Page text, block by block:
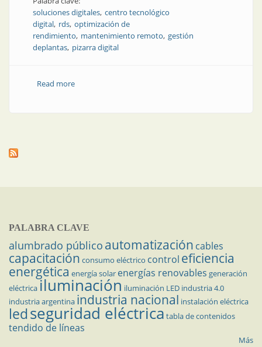
soluciones digitales centro tecnológico
digital rds optimización de
rendimiento mantenimiento remoto gestión
deplantas pizarra digital
Read moreabout Nuevo centro de desarrollo de soluciones
PALABRA CLAVE
alumbrado público automatización cables
capacitación consumo eléctrico control eficiencia
energética energía solar energías renovables generación
eléctricailuminación iluminación LED industria 4.0
industria argentina industria nacional instalación eléctrica
ledseguridad eléctrica tabla de contenidos
tendido de líneas
Más